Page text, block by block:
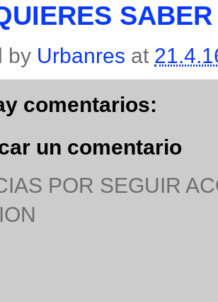
by Urbanres at
comentarios:
un comentario
POR SEGUIR